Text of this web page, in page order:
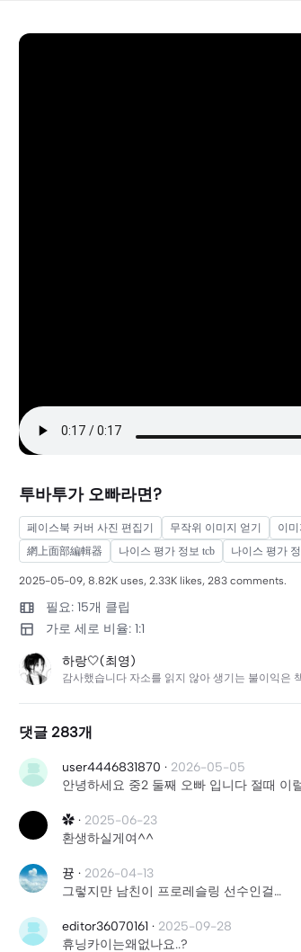
투바투가 오빠라면?
페이스북 커버 사진 편집기 무작위 이미지 얻기 이
網上面部編輯器
나이스 평가 정보 tcb 나이스 평가
2025-05-09, 8.82K uses, 2.33K likes, 283 comments.
필요: 15개 클립
가로 세로 비율: 1:1
하랑🤍(최영)
감사했습니다 자소를 읽지 않아 생기는 불이익은
댓글 283개
user4446831870 · 2026-05-05
안녕하세요 중2 둘째 오빠 입니다 절때 이
✿ · 2025-06-23
환생하실게여^^
뀽 · 2026-04-13
그렇지만 남친이 프로레슬링 선수인걸…
editor36070161 · 2025-09-28
휴닝카이는왜없나요..?